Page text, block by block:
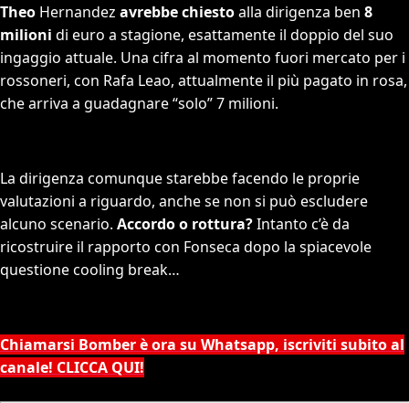
Theo Hernandez avrebbe chiestoalla dirigenza ben 8
milioni di euro a stagione, esattamente il doppio del suo
ingaggio attuale. Una cifra al momento fuori mercato per i
rossoneri, con Rafa Leao, attualmente il più pagato in rosa,
che arriva a guadagnare “solo” 7 milioni.
La dirigenza comunque starebbe facendo le proprie
valutazioni a riguardo, anche se non si può escludere
alcuno scenario. Accordo o rottura?Intanto c’è da
ricostruire il rapporto con Fonseca dopo la spiacevole
questione cooling break…
Chiamarsi Bomber è ora su Whatsapp, iscriviti subito al
canale! CLICCA QUI!